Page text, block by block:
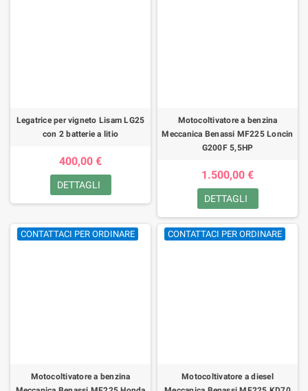
Legatrice per vigneto Lisam LG25
con 2 batterie a litio
400,00 €
DETTAGLI
Motocoltivatore a benzina
Meccanica Benassi MF225 Loncin
G200F 5,5HP
1.500,00 €
DETTAGLI
CONTATTACI PER ORDINARE
Motocoltivatore a benzina
CONTATTACI PER ORDINARE
Motocoltivatore a diesel